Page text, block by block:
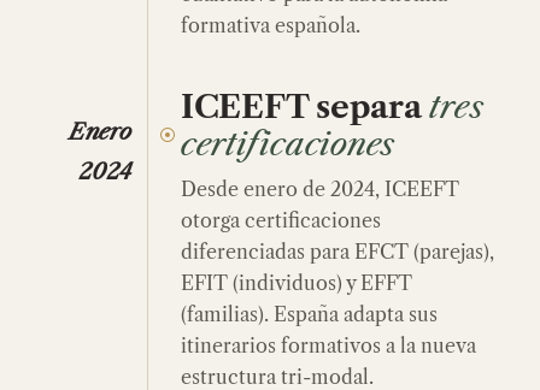
formativa española.
Enero
2024
ICEEFT separatres
certificaciones
Desde enero de 2024, ICEEFT
otorga certificaciones
diferenciadas para EFCT (parejas),
EFIT (individuos) y EFFT
(familias). España adapta sus
itinerarios formativos a la nueva
estructura tri-modal.